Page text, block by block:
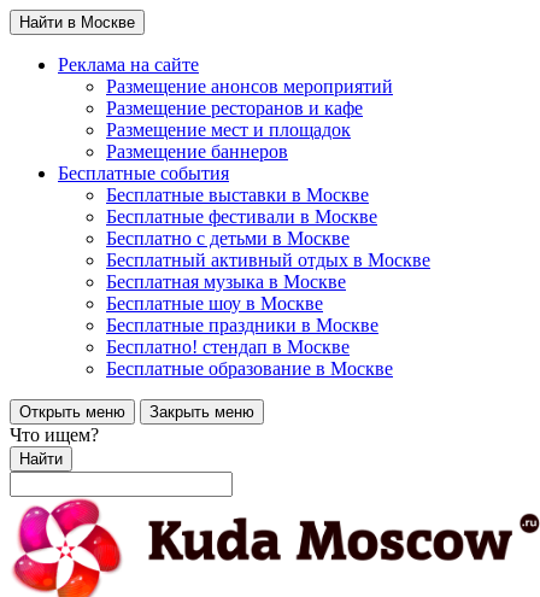
Найти в Москве
Реклама на сайте
Размещение анонсов мероприятий
Размещение ресторанов и кафе
Размещение мест и площадок
Размещение баннеров
Бесплатные события
Бесплатные выставки в Москве
Бесплатные фестивали в Москве
Бесплатно с детьми в Москве
Бесплатный активный отдых в Москве
Бесплатная музыка в Москве
Бесплатные шоу в Москве
Бесплатные праздники в Москве
Бесплатно! стендап в Москве
Бесплатные образование в Москве
Открыть меню Закрыть меню
Что ищем?
Найти